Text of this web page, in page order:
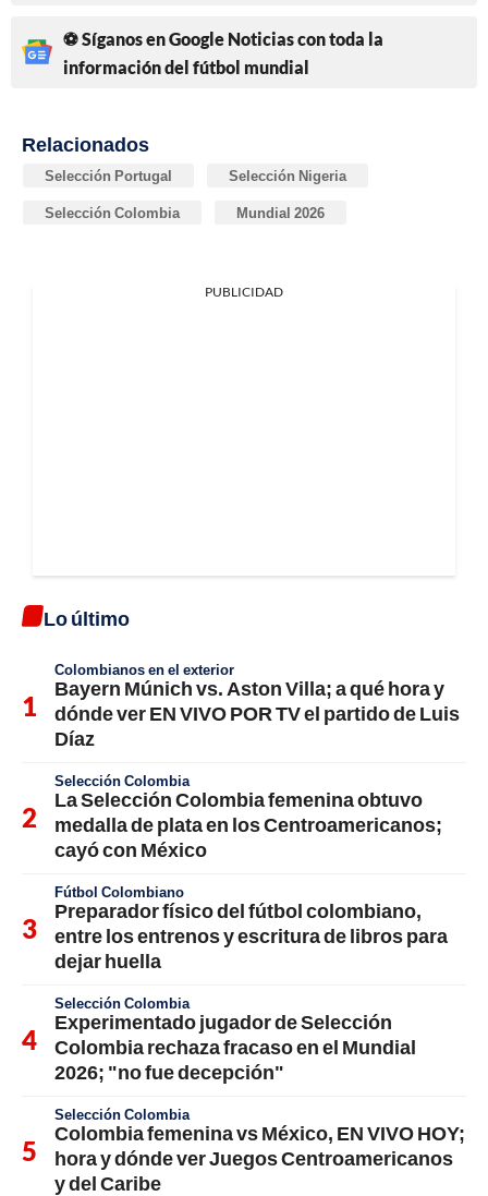
⚽ Síganos en Google Noticias con toda la
información del fútbol mundial
Relacionados
Selección Portugal Selección Nigeria
Selección Colombia Mundial 2026
PUBLICIDAD
Lo último
Colombianos en el exterior
Bayern Múnich vs. Aston Villa; a qué hora y
dónde ver EN VIVO POR TV el partido de Luis
Díaz
Selección Colombia
La Selección Colombia femenina obtuvo
medalla de plata en los Centroamericanos;
cayó con México
Fútbol Colombiano
Preparador físico del fútbol colombiano,
entre los entrenos y escritura de libros para
dejar huella
Selección Colombia
Experimentado jugador de Selección
Colombia rechaza fracaso en el Mundial
2026; "no fue decepción"
Selección Colombia
Colombia femenina vs México, EN VIVO HOY;
hora y dónde ver Juegos Centroamericanos
y del Caribe